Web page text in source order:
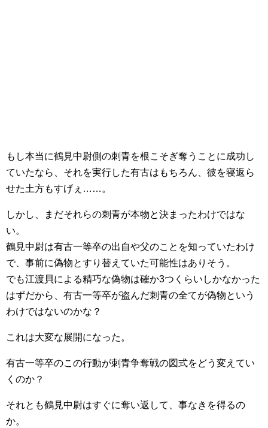
もし本当に鶴見中尉側の刺青を根こそぎ奪うことに成功し
ていたなら、それを実行した有古はもちろん、彼を寝返ら
せた土方もすげぇ……。
しかし、まだそれらの刺青が本物と決まったわけではな
い。
鶴見中尉は有古一等卒の出自や父のことを知っていたわけ
で、事前に偽物とすり替えていた可能性はありそう。
でも江渡貝による精巧な偽物は確か3つくらいしかなかった
はずだから、有古一等卒が盗んだ刺青の全てが偽物という
わけではないのかな？
これは大変な展開になった。
有古一等卒のこの行動が刺青争奪戦の図式をどう変えてい
くのか？
それとも鶴見中尉はすぐに奪い返して、事なきを得るの
か。